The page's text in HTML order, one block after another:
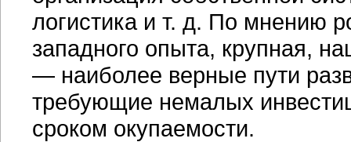
логистика и т. д. По мнению
западного опыта, крупная,
— наиболее верные пути
требующие немалых
сроком окупаемости.